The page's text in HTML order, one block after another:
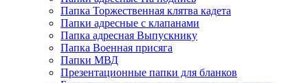
Папка Торжественная клятва кадета
Папки адресные с клапанами
Папка адресная Выпускнику
Папка Военная присяга
Папки МВД
Презентационные папки для бланков